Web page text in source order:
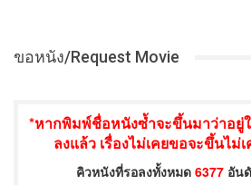
ขอหนัง/Request Movie